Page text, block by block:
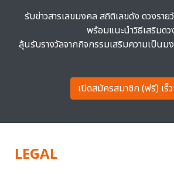
รับข่าวสารเลขมงคล สถิติเลขดัง ดวงราย
พร้อมแนะนำวิธีเสริมดว
ลุ้นรับรางวัลจากกิจกรรมเสริมความเป็นม
เปิดสมัครสมาชิก (ฟรี) เร็
LEGAL